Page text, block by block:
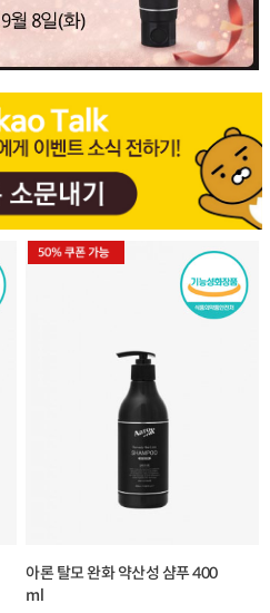
아론 탈모 완화 약산성 샴푸 400
ml